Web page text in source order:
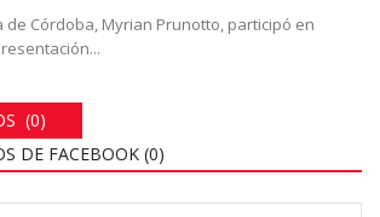
de Córdoba, Myrian Prunotto, participó en
(0)
DE FACEBOOK (0)